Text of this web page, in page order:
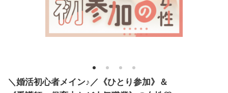
1 2 3 4
＼婚活初心者メイン♪／《ひとり参加》＆